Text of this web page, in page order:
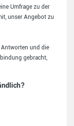
Umfrage zu der
unser Angebot zu
Antworten und die
gebracht,